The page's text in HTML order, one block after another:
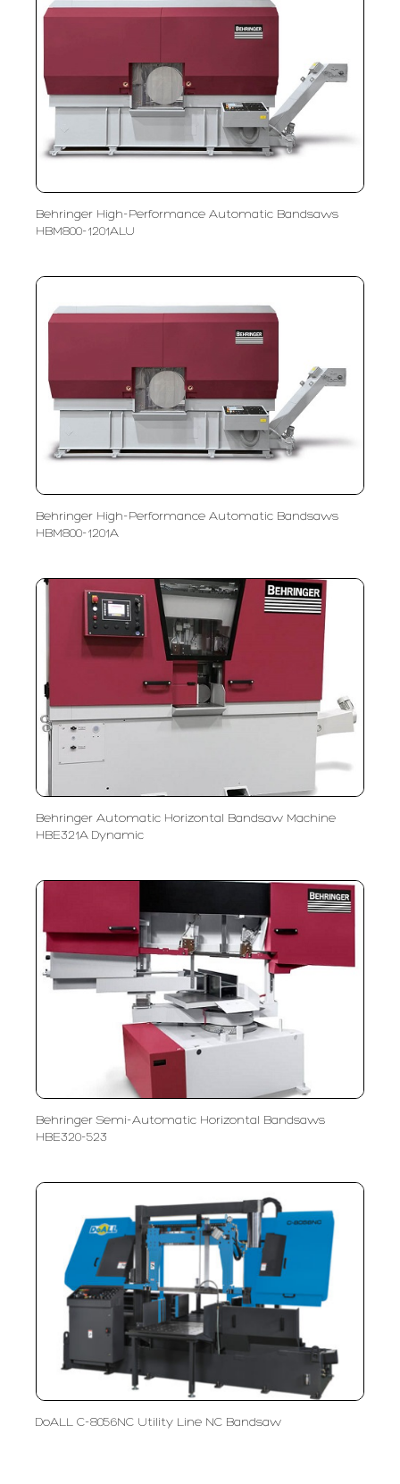
Behringer High-Performance Automatic Bandsaws
HBM800-1201ALU
Behringer High-Performance Automatic Bandsaws
HBM800-1201A
Behringer Automatic Horizontal Bandsaw Machine
HBE321A Dynamic
Behringer Semi-Automatic Horizontal Bandsaws
HBE320-523
DoALL C-8056NC Utility Line NC Bandsaw